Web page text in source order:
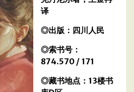
译
◎出版：四川人民
◎索书号：
874.570 / 171
◎藏书地点：13楼书